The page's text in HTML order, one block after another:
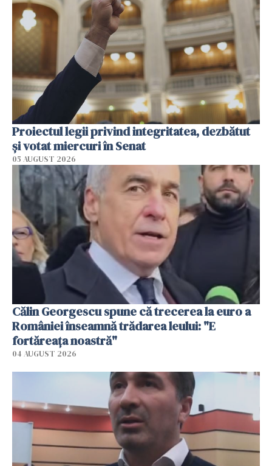
Proiectul legii privind integritatea, dezbătut
şi votat miercuri în Senat
05 AUGUST 2026
Călin Georgescu spune că trecerea la euro a
României înseamnă trădarea leului: "E
fortăreața noastră"
04 AUGUST 2026